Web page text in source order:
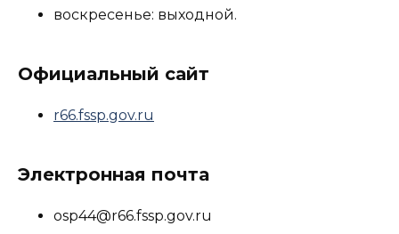
воскресенье: выходной.
Официальный сайт
r66.fssp.gov.ru
Электронная почта
osp44@r66.fssp.gov.ru